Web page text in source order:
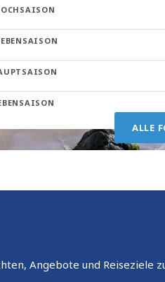
ALLE
Angebote und Reiseziele